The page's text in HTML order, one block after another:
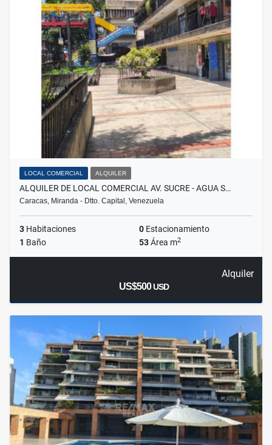
LOCAL COMERCIAL ALQUILER
ALQUILER DE LOCAL COMERCIAL AV. SUCRE - AGUA S…
Caracas, Miranda - Dtto. Capital, Venezuela
3 Habitaciones 0 Estacionamiento
1 Baño 53Área m2
Alquiler
US$500USD